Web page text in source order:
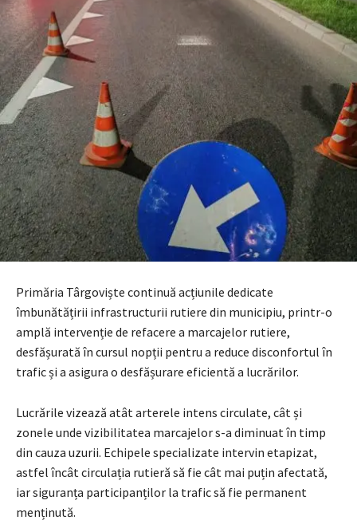
Primăria Târgoviște continuă acțiunile dedicate
îmbunătățirii infrastructurii rutiere din municipiu, printr-o
amplă intervenție de refacere a marcajelor rutiere,
desfășurată în cursul nopții pentru a reduce disconfortul în
trafic și a asigura o desfășurare eficientă a lucrărilor.
Lucrările vizează atât arterele intens circulate, cât și
zonele unde vizibilitatea marcajelor s-a diminuat în timp
din cauza uzurii. Echipele specializate intervin etapizat,
astfel încât circulația rutieră să fie cât mai puțin afectată,
iar siguranța participanților la trafic să fie permanent
menținută.